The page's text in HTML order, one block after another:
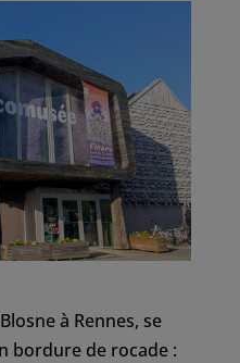
à Rennes, se
bordure de rocade :